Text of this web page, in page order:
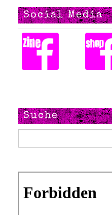
Social Media
Suche